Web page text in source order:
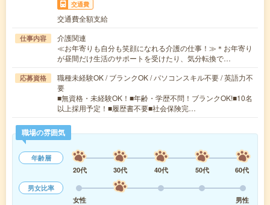
交通費
交通費全額支給
仕事内容
介護関連
≪お年寄りも自分も笑顔になれる介護の仕事！≫＊お年寄り
が昼間だけ生活のサポートを受けたり、気分転換で…
応募資格
職種未経験OK / ブランクOK / パソコンスキル不要 / 英語力不
要
■無資格・未経験OK！■年齢・学歴不問！ブランクOK!■10名
以上採用予定！■履歴書不要■社会保険完…
職場の雰囲気
年齢層
20代
30代 40代 50代
60代
男女比率
女性
男性